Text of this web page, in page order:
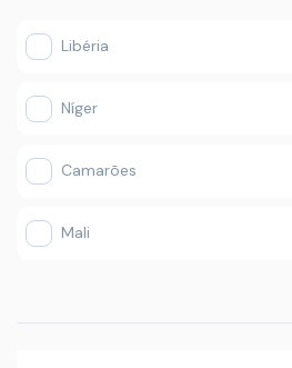
Libéria
Níger
Camarões
Mali